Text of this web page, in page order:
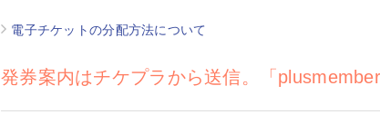
電子チケットの分配方法について
発券案内はチケプラから送信。「